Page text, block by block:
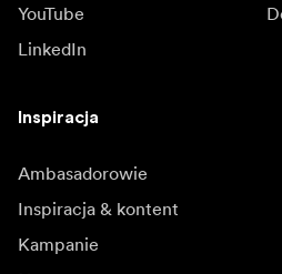
YouTube
LinkedIn
Inspiracja
Ambasadorowie
Inspiracja & kontent
Kampanie